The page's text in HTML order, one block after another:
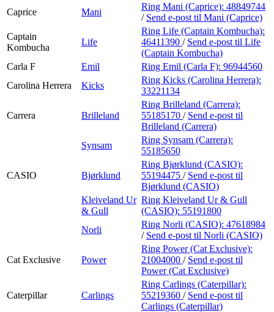
Caprice
Mani
Ring Mani (Caprice): 48849744
/ Send e-post til Mani (Caprice)
Captain
Kombucha
Life
Ring Life (Captain Kombucha):
46411390 / Send e-post til Life
(Captain Kombucha)
Carla F
Emil Ring Emil (Carla F): 96944560
Carolina Herrera
Kicks
Ring Kicks (Carolina Herrera):
33221134
Carrera Brilleland
Ring Brilleland (Carrera):
55185170 / Send e-post til
Brilleland (Carrera)
Synsam
Ring Synsam (Carrera):
55185650
CASIO Bjørklund
Ring Bjørklund (CASIO):
55194475 / Send e-post til
Bjørklund (CASIO)
Kleiveland Ur
& Gull
Ring Kleiveland Ur & Gull
(CASIO): 55191800
Norli
Ring Norli (CASIO): 47618984
/ Send e-post til Norli (CASIO)
Cat Exclusive Power
Ring Power (Cat Exclusive):
21004000 / Send e-post til
Power (Cat Exclusive)
Caterpillar Carlings
Ring Carlings (Caterpillar):
55219360 / Send e-post til
Carlings (Caterpillar)